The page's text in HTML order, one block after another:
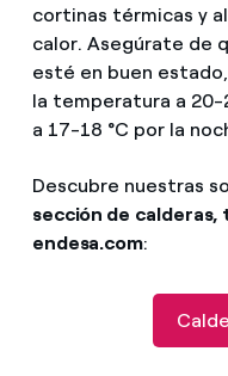
cortinas térmicas y
calor. Asegúrate de
esté en buen
la temperatura a 20-
a 17-18 °C por la
Descubre nuestras
sección de calderas,
endesa.com: